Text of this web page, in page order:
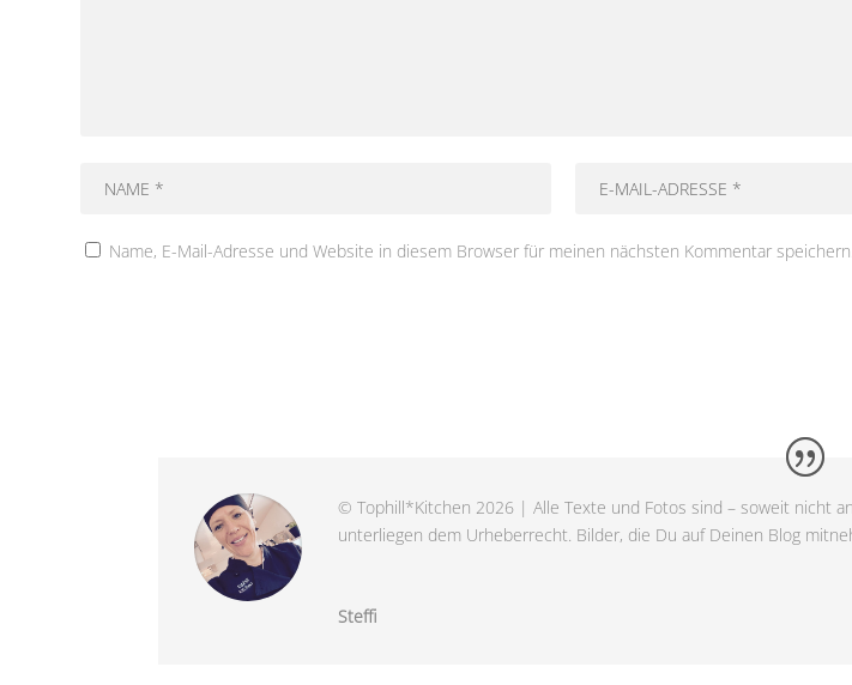
Name, E-Mail-Adresse und Website in diesem Browser für meinen nächsten Kommentar speichern.
© Tophill*Kitchen 2026 | Alle Texte und Fotos sind – soweit nicht
unterliegen dem Urheberrecht. Bilder, die Du auf Deinen Blog
Steffi